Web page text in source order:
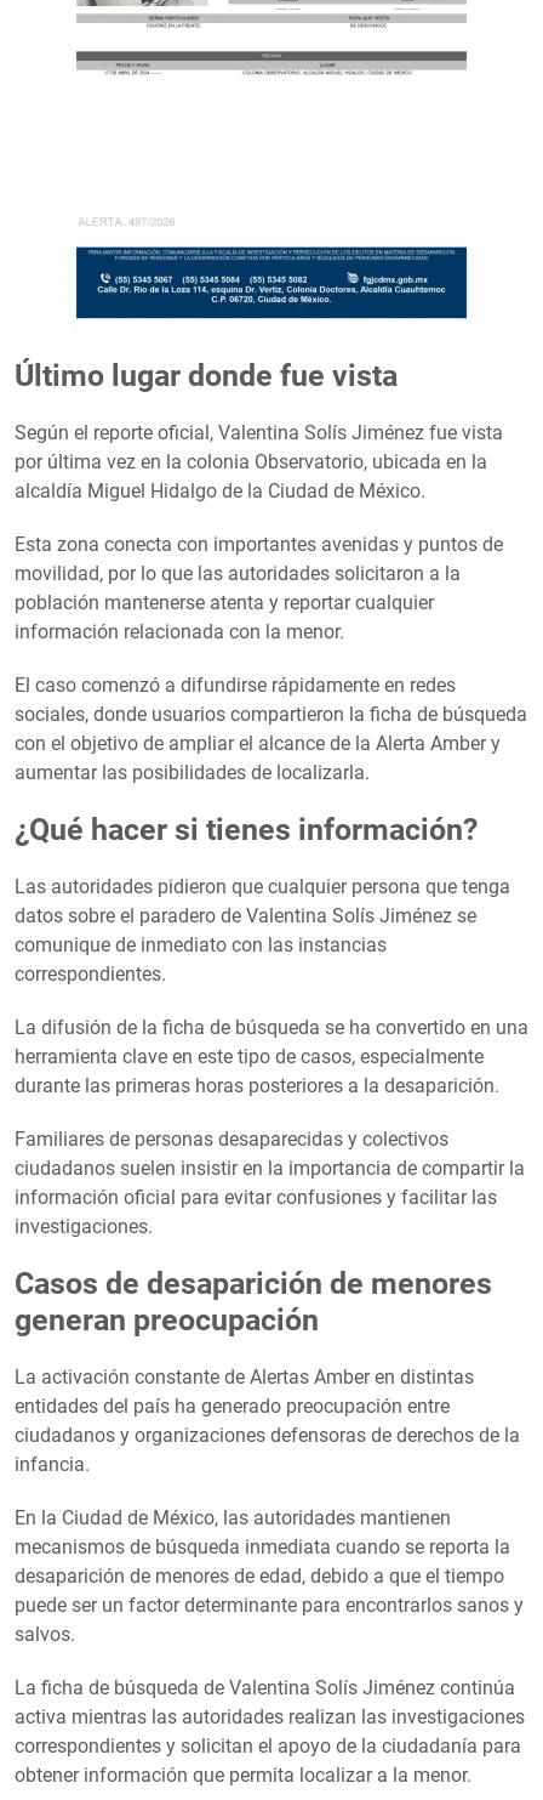
Último lugar donde fue vista
Según el reporte oficial, Valentina Solís Jiménez fue vista
por última vez en la colonia Observatorio, ubicada en la
alcaldía Miguel Hidalgo de la Ciudad de México.
Esta zona conecta con importantes avenidas y puntos de
movilidad, por lo que las autoridades solicitaron a la
población mantenerse atenta y reportar cualquier
información relacionada con la menor.
El caso comenzó a difundirse rápidamente en redes
sociales, donde usuarios compartieron la ficha de búsqueda
con el objetivo de ampliar el alcance de la Alerta Amber y
aumentar las posibilidades de localizarla.
¿Qué hacer si tienes información?
Las autoridades pidieron que cualquier persona que tenga
datos sobre el paradero de Valentina Solís Jiménez se
comunique de inmediato con las instancias
correspondientes.
La difusión de la ficha de búsqueda se ha convertido en una
herramienta clave en este tipo de casos, especialmente
durante las primeras horas posteriores a la desaparición.
Familiares de personas desaparecidas y colectivos
ciudadanos suelen insistir en la importancia de compartir la
información oficial para evitar confusiones y facilitar las
investigaciones.
Casos de desaparición de menores
generan preocupación
La activación constante de Alertas Amber en distintas
entidades del país ha generado preocupación entre
ciudadanos y organizaciones defensoras de derechos de la
infancia.
En la Ciudad de México, las autoridades mantienen
mecanismos de búsqueda inmediata cuando se reporta la
desaparición de menores de edad, debido a que el tiempo
puede ser un factor determinante para encontrarlos sanos y
salvos.
La ficha de búsqueda de Valentina Solís Jiménez continúa
activa mientras las autoridades realizan las investigaciones
correspondientes y solicitan el apoyo de la ciudadanía para
obtener información que permita localizar a la menor.